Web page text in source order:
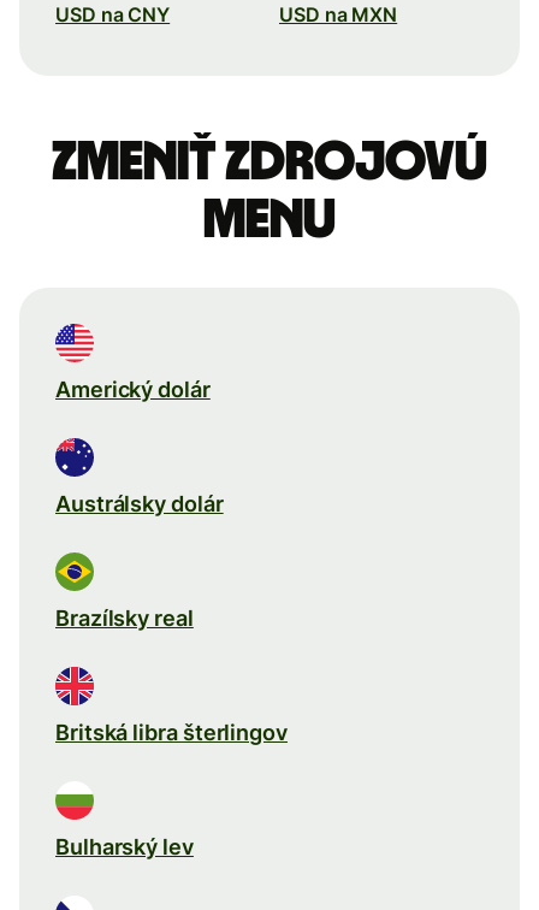
USD na CNY USD na MXN
Zmeniť zdrojovú
menu
Americký dolár
Austrálsky dolár
Brazílsky real
Britská libra šterlingov
Bulharský lev